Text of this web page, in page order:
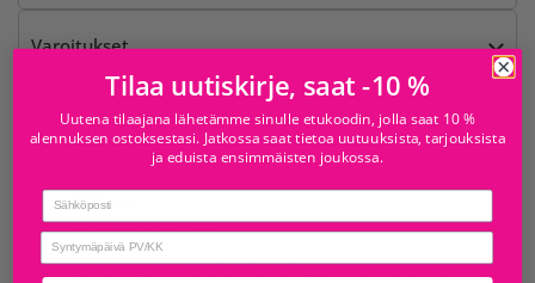
Varoitukset
Saatavilla kohteesta
Omena
Myymälän tiedot
Juhlamaailma Sello Tavallisesti valmis 24 tunnissa
Tilaa uutiskirje, saat -10 %
Uutena tilaajana lähetämme sinulle etukoodin, jolla saat 10 %
alennuksen ostoksestasi. Jatkossa saat tietoa uutuuksista, tarjouksista
ja eduista ensimmäisten joukossa.
Email
birthday